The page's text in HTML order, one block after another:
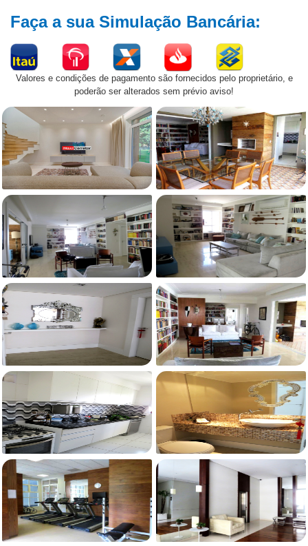
Faça a sua Simulação Bancária:
Valores e condições de pagamento são fornecidos pelo proprietário, e
poderão ser alterados sem prévio aviso!